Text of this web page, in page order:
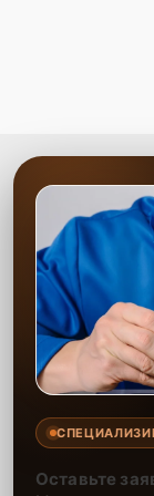
запросить
для
Привезти
Дождаться
курьерской
При
вызова мастера
желаемом месте
Какие
используемые
При гарантийном
Оставьте